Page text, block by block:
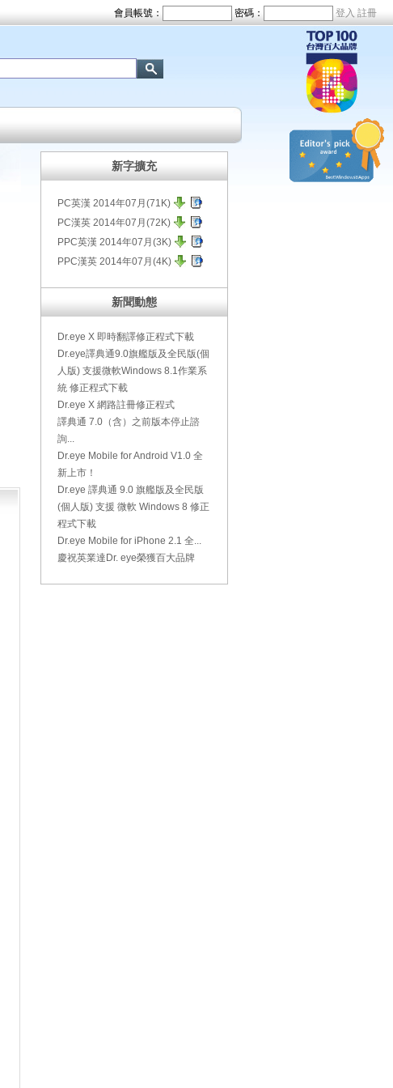
新字擴充
PC英漢 2014年07月(71K)
PC漢英 2014年07月(72K)
PPC英漢 2014年07月(3K)
PPC漢英 2014年07月(4K)
新聞動態
Dr.eye X 即時翻譯修正程式下載
Dr.eye譯典通9.0旗艦版及全民版(個
人版) 支援微軟Windows 8.1作業系
統 修正程式下載
Dr.eye X 網路註冊修正程式
譯典通 7.0（含）之前版本停止諮
詢...
Dr.eye Mobile for Android V1.0 全
新上市！
Dr.eye 譯典通 9.0 旗艦版及全民版
(個人版) 支援 微軟 Windows 8 修正
程式下載
Dr.eye Mobile for iPhone 2.1 全...
慶祝英業達Dr. eye榮獲百大品牌